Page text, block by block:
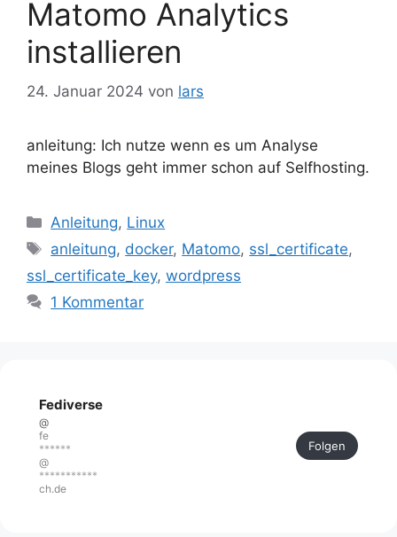
Matomo Analytics
installieren
24. Januar 2024 von lars
anleitung: Ich nutze wenn es um Analyse
meines Blogs geht immer schon auf Selfhosting.
Kategorien
Anleitung, Linux
Schlagwörter
anleitung, docker, Matomo, ssl_certificate,
ssl_certificate_key, wordpress
1 Kommentar
Fediverse
@
fe
******
@
***********
ch.de
Folgen